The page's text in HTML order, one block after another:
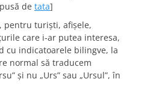
de tata]
pentru turişti, afişele,
care i-ar putea interesa,
cu indicatoarele bilingve, la
normal să traducem
şi nu „Urs” sau „Ursul”, în